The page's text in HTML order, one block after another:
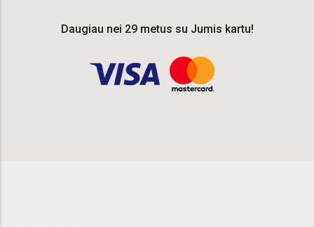
Daugiau nei 29 metus su Jumis kartu!